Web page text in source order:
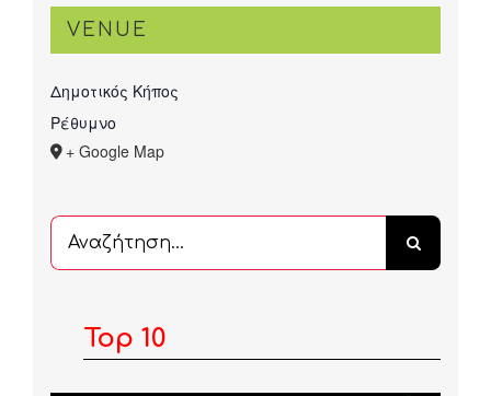
VENUE
Δημοτικός Κήπος
Ρέθυμνο
+ Google Map
Αναζήτηση
...
Top 10